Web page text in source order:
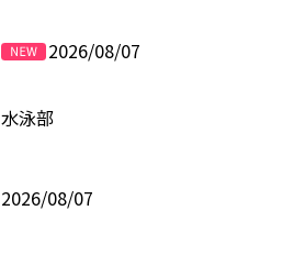
2026/08/07
水泳部
2026/08/07